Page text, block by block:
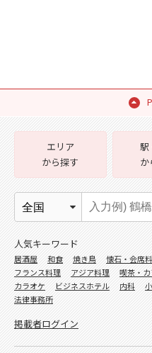
エリア
から探す
駅
か
人気キーワード
居酒屋 和食 焼き鳥 懐石・会席
フランス料理
アジア料理 喫茶・
カラオケ
ビジネスホテル 内科
法律事務所
掲載者ログイン